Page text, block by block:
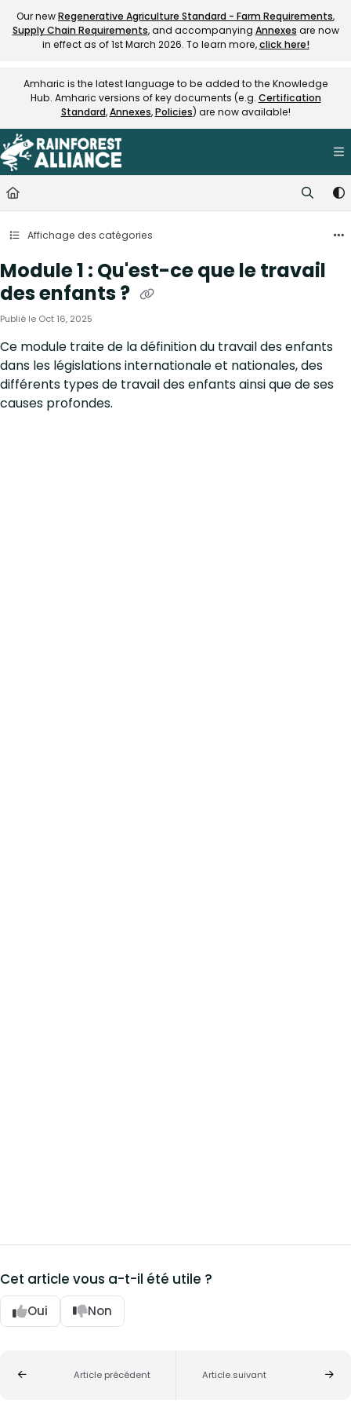
Documentation Index
Fetch the complete documentation index at:https://
Our newRegenerative Agriculture Standard - Farm Requirements,
Supply Chain Requirements, and accompanying Annexes are now
in effect as of 1st March 2026. To learn more,click here!
Amharic is the latest language to be added to the Knowledge
Hub. Amharic versions of key documents (e.g. Certification
Standard,Annexes,Policies) are now available!
Affichage des catégories
Module 1 : Qu'est-ce que le travail
des enfants ?
Publié le Oct 16, 2025
Ce module traite de la définition du travail des enfants
dans les législations internationale et nationales, des
différents types de travail des enfants ainsi que de ses
causes profondes.
Cet article vous a-t-il été utile ?
Oui Non
Article précédent Article suivant